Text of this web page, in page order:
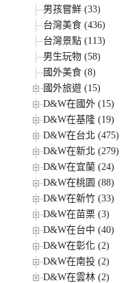
男孩嘗鮮 (33)
台灣美食 (436)
台灣景點 (113)
男生玩物 (58)
國外美食 (8)
國外旅遊 (15)
D&W在國外 (15)
D&W在基隆 (19)
D&W在台北 (475)
D&W在新北 (279)
D&W在宜蘭 (24)
D&W在桃園 (88)
D&W在新竹 (33)
D&W在苗栗 (3)
D&W在台中 (40)
D&W在彰化 (2)
D&W在南投 (2)
D&W在雲林 (2)